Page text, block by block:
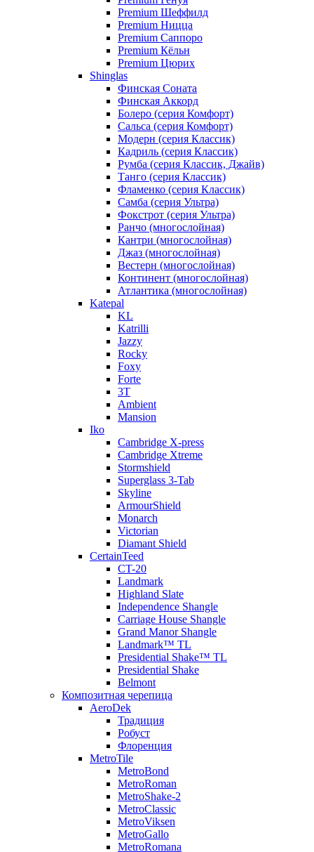
Premium Шеффилд
Premium Ницца
Premium Саппоро
Premium Кёльн
Premium Цюрих
Shinglas
Финская Соната
Финская Аккорд
Болеро (серия Комфорт)
Сальса (серия Комфорт)
Модерн (серия Классик)
Кадриль (серия Классик)
Румба (серия Классик, Джайв)
Танго (серия Классик)
Фламенко (серия Классик)
Самба (серия Ультра)
Фокстрот (серия Ультра)
Ранчо (многослойная)
Кантри (многослойная)
Джаз (многослойная)
Вестерн (многослойная)
Континент (многослойная)
Атлантика (многослойная)
Katepal
KL
Katrilli
Jazzy
Rocky
Foxy
Forte
3T
Ambient
Mansion
Iko
Cambridge X-press
Cambridge Xtreme
Stormshield
Superglass 3-Tab
Skyline
ArmourShield
Monarch
Victorian
Diamant Shield
CertainTeed
CT-20
Landmark
Highland Slate
Independence Shangle
Carriage House Shangle
Grand Manor Shangle
Landmark™ TL
Presidential Shake™ TL
Presidential Shake
Belmont
Композитная черепица
AeroDek
Традиция
Робуст
Флоренция
MetroTile
MetroBond
MetroRoman
MetroShake-2
MetroClassic
MetroViksen
MetroGallo
MetroRomana